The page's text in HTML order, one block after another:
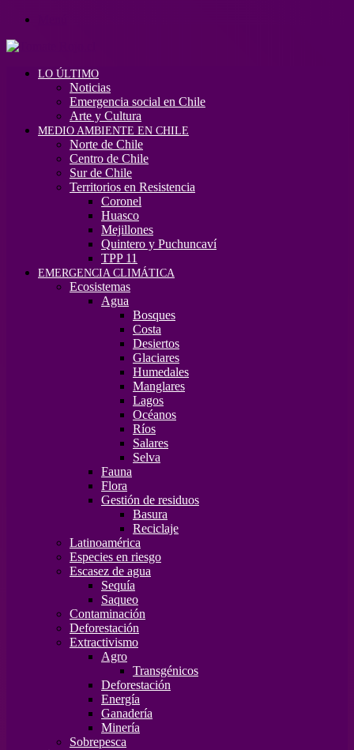
LO ÚLTIMO
Noticias
Emergencia social en Chile
Arte y Cultura
MEDIO AMBIENTE EN CHILE
Norte de Chile
Centro de Chile
Sur de Chile
Territorios en Resistencia
Coronel
Huasco
Mejillones
Quintero y Puchuncaví
TPP 11
EMERGENCIA CLIMÁTICA
Ecosistemas
Agua
Bosques
Costa
Desiertos
Glaciares
Humedales
Manglares
Lagos
Océanos
Ríos
Salares
Selva
Fauna
Flora
Gestión de residuos
Basura
Reciclaje
Latinoamérica
Especies en riesgo
Escasez de agua
Sequía
Saqueo
Contaminación
Deforestación
Extractivismo
Agro
Transgénicos
Deforestación
Energía
Ganadería
Minería
Sobrepesca